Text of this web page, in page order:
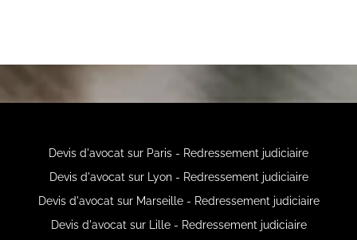
Devis d'avocat sur Paris - Redressement judiciaire
Devis d'avocat sur Lyon - Redressement judiciaire
Devis d'avocat sur Marseille - Redressement judiciaire
Devis d'avocat sur Lille - Redressement judiciaire